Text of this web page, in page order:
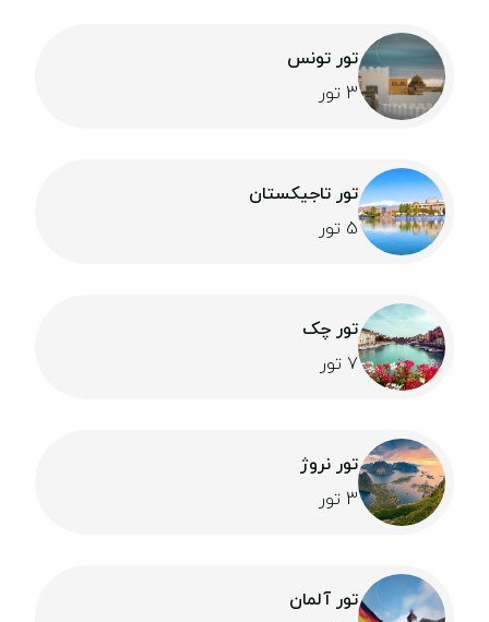
تور تونس
3 تور
تور تاجیکستان
5 تور
تور چک
7 تور
تور نروژ
3 تور
تور آلمان